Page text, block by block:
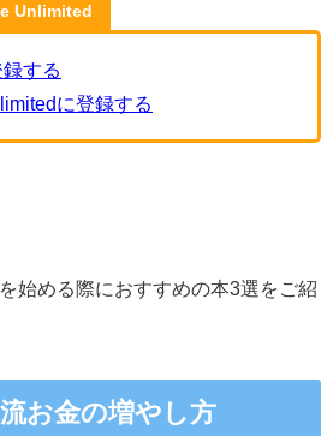
Unlimited
する
に登録する
始める際におすすめの本3選をご紹
お金の増やし方